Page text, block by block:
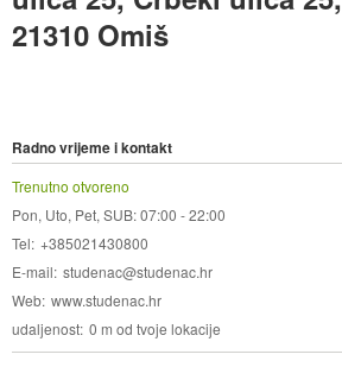
21310 Omiš
Radno vrijeme i kontakt
Trenutno otvoreno
Pon, Uto, Pet, SUB: 07:00 - 22:00
Tel +385021430800
E-mail studenac@studenac.hr
Web www.studenac.hr
udaljenost 0 m od tvoje lokacije